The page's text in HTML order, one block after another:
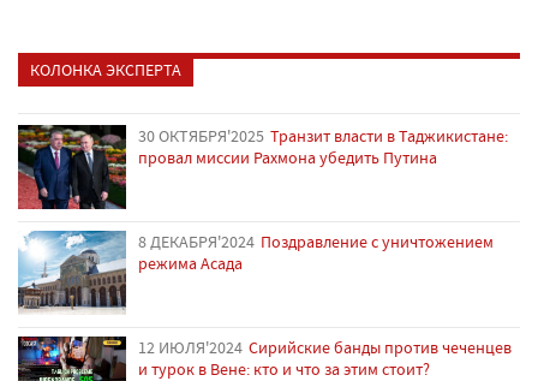
КОЛОНКА ЭКСПЕРТА
30 ОКТЯБРЯ'2025 Транзит власти в Таджикистане:
провал миссии Рахмона убедить Путина
8 ДЕКАБРЯ'2024 Поздравление с уничтожением
режима Асада
12 ИЮЛЯ'2024 Сирийские банды против чеченцев
и турок в Вене: кто и что за этим стоит?